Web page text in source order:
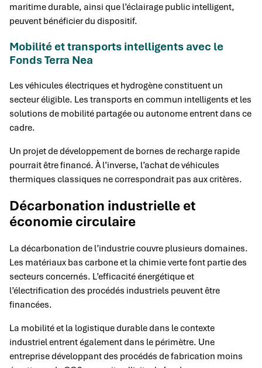
maritime durable, ainsi que l’éclairage public intelligent,
peuvent bénéficier du dispositif.
Mobilité et transports intelligents avec le
Fonds Terra Nea
Les véhicules électriques et hydrogène constituent un
secteur éligible. Les transports en commun intelligents et les
solutions de mobilité partagée ou autonome entrent dans ce
cadre.
Un projet de développement de bornes de recharge rapide
pourrait être financé. À l’inverse, l’achat de véhicules
thermiques classiques ne correspondrait pas aux critères.
Décarbonation industrielle et
économie circulaire
La décarbonation de l’industrie couvre plusieurs domaines.
Les matériaux bas carbone et la chimie verte font partie des
secteurs concernés. L’efficacité énergétique et
l’électrification des procédés industriels peuvent être
financées.
La mobilité et la logistique durable dans le contexte
industriel entrent également dans le périmètre. Une
entreprise développant des procédés de fabrication moins